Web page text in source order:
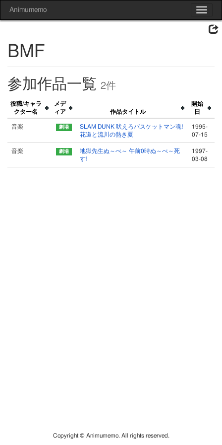
Toggle
Animumemo
BMF
参加作品一覧 2件
役職/キャラ
クター名
メデ
ィア
作品タイトル
開始
日
音楽
SLAM DUNK 吠えろバスケットマン魂!
花道と流川の熱き夏
1995-
07-15
音楽
地獄先生ぬ～べ～ 午前0時ぬ～べ～死
す!
1997-
03-08
Copyright © Animumemo. All rights reserved.